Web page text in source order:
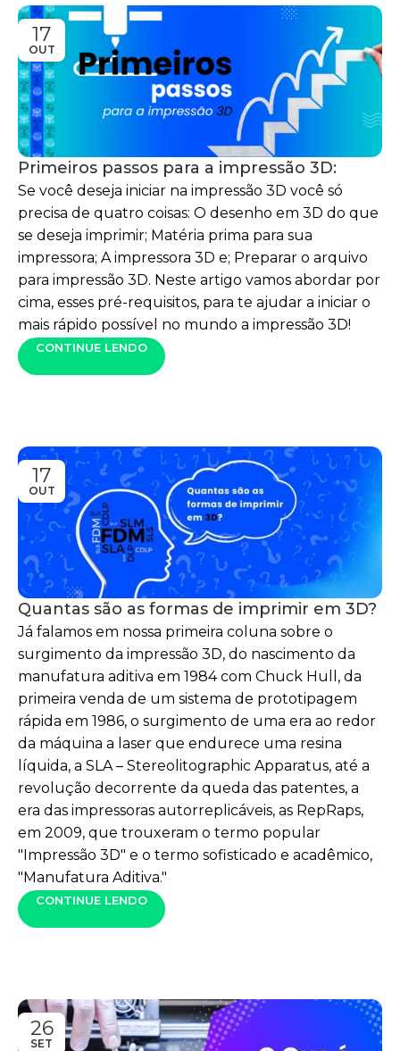
17
OUT
Primeiros passos para a impressão 3D:
Se você deseja iniciar na impressão 3D você só
precisa de quatro coisas: O desenho em 3D do que
se deseja imprimir; Matéria prima para sua
impressora; A impressora 3D e; Preparar o arquivo
para impressão 3D. Neste artigo vamos abordar por
cima, esses pré-requisitos, para te ajudar a iniciar o
mais rápido possível no mundo a impressão 3D!
CONTINUE LENDO
17
OUT
Quantas são as formas de imprimir em 3D?
Já falamos em nossa primeira coluna sobre o
surgimento da impressão 3D, do nascimento da
manufatura aditiva em 1984 com Chuck Hull, da
primeira venda de um sistema de prototipagem
rápida em 1986, o surgimento de uma era ao redor
da máquina a laser que endurece uma resina
líquida, a SLA – Stereolitographic Apparatus, até a
revolução decorrente da queda das patentes, a
era das impressoras autorreplicáveis, as RepRaps,
em 2009, que trouxeram o termo popular
"Impressão 3D" e o termo sofisticado e acadêmico,
"Manufatura Aditiva."
CONTINUE LENDO
26
SET